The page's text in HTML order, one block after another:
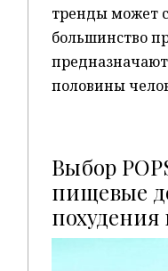
тренды может
большинство
половины
Выбор
пищевые
похудения